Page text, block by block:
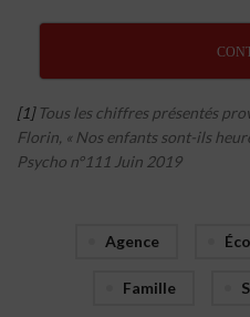
[1]Tous les chiffres présentés
Florin, « Nos enfants sont-ils
Psycho n°111 Juin 2019
Agence
Famille